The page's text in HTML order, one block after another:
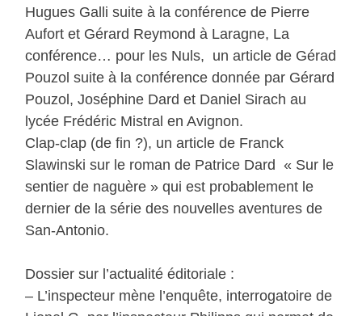
Hugues Galli suite à la conférence de Pierre
Aufort et Gérard Reymond à Laragne, La
conférence… pour les Nuls, un article de Gérad
Pouzol suite à la conférence donnée par Gérard
Pouzol, Joséphine Dard et Daniel Sirach au
lycée Frédéric Mistral en Avignon.
Clap-clap (de fin ?), un article de Franck
Slawinski sur le roman de Patrice Dard « Sur le
sentier de naguère » qui est probablement le
dernier de la série des nouvelles aventures de
San-Antonio.
Dossier sur l’actualité éditoriale :
– L’inspecteur mène l’enquête, interrogatoire de